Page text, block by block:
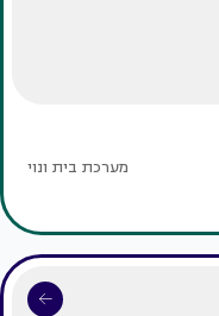
מערכת בית ונוי